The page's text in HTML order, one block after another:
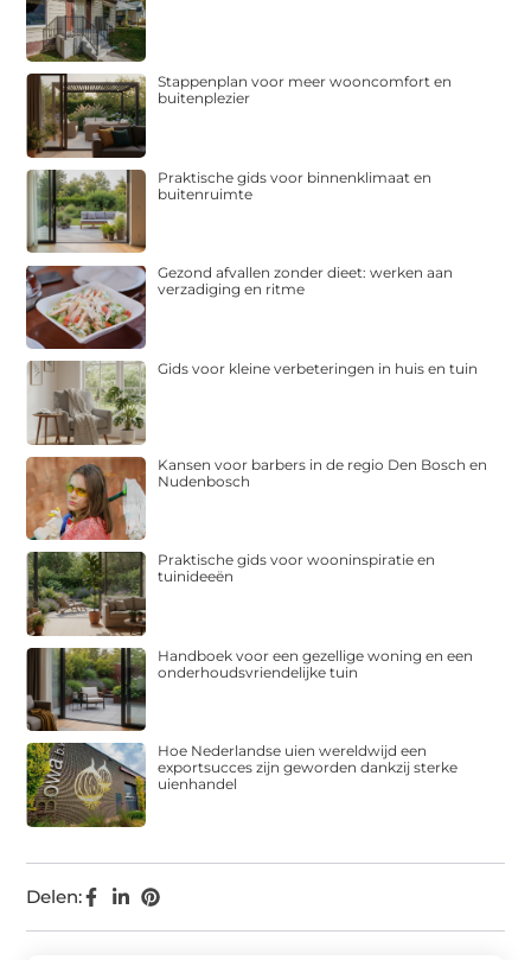
Delen:
Stappenplan voor meer wooncomfort en
buitenplezier
Praktische gids voor binnenklimaat en
buitenruimte
Gezond afvallen zonder dieet: werken aan
verzadiging en ritme
Gids voor kleine verbeteringen in huis en tuin
Kansen voor barbers in de regio Den Bosch en
Nudenbosch
Praktische gids voor wooninspiratie en
tuinideeën
Handboek voor een gezellige woning en een
onderhoudsvriendelijke tuin
Hoe Nederlandse uien wereldwijd een
exportsucces zijn geworden dankzij sterke
uienhandel